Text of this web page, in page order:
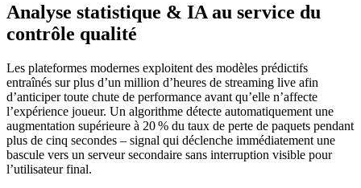
Analyse statistique & IA au service du
contrôle qualité
Les plateformes modernes exploitent des modèles prédictifs
entraînés sur plus d’un million d’heures de streaming live afin
d’anticiper toute chute de performance avant qu’elle n’affecte
l’expérience joueur. Un algorithme détecte automatiquement une
augmentation supérieure à 20 % du taux de perte de paquets pendant
plus de cinq secondes – signal qui déclenche immédiatement une
bascule vers un serveur secondaire sans interruption visible pour
l’utilisateur final.